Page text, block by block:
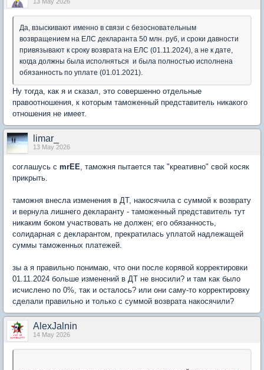
Да, взыскивают именно в связи с безосновательным
возвращением на ЕЛС декларанта 50 млн. руб, и сроки давности
привязывают к сроку возврата на ЕЛС (01.11.2024), а не к дате,
когда должны была исполняться и была полностью исполнена
обязанность по уплате (01.01.2021).
Ну тогда, как я и сказал, это совершенно отдельные
правоотношения, к которым таможенный представитель никакого
отношения не имеет.
limar_
13 May 2026
соглашусь с mrEE, таможня пытается так "креативно" свой косяк
прикрыть.
таможня внесла изменения в ДТ, накосячила с суммой к возврату
и вернула лишнего декларанту - таможенный представитель тут
никаким боком участвовать не должен; его обязанность,
солидарная с декларантом, прекратилась уплатой надлежащей
суммы таможенных платежей.
зы а я правильно понимаю, что они после корявой корректировки
01.11.2024 больше изменений в ДТ не вносили? и там как было
исчислено по 0%, так и осталось? или они саму-то корректировку
сделали правильно и только с суммой возврата накосячили?
AlexJalnin
14 May 2026